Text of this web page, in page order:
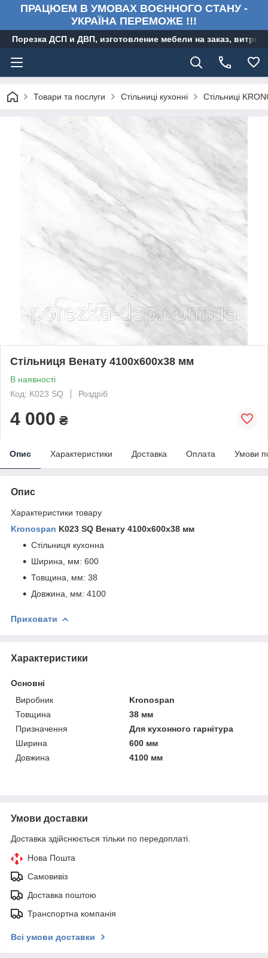
ПРАЦЮЕМ В УМОВАХ ВОЄННОГО СТАНУ -
УКРАЇНА ПЕРЕМОЖЕ !!!
Порезка ДСП и ДВП, изготовление мебели на заказ,
Товари та послуги Стільниці кухонні Стільниці
Стільниця Венату 4100х600х38 мм
В наявності
Код: K023 SQ
Роздріб
4 000 ₴
Опис Характеристики Доставка Оплата Умови
Опис
Характеристики товару
Kronospan K023 SQ Венату 4100х600х38 мм
Стільниця кухонна
Ширина, мм: 600
Товщина, мм: 38
Довжина, мм: 4100
Приховати
Характеристики
Основні
Виробник
Kronospan
Товщина
38 мм
Призначення
Для кухонного гарнітура
Ширина
600 мм
Довжина
4100 мм
Умови доставки
Доставка здійснюється тільки по передоплаті.
Нова Пошта
Самовивіз
Доставка поштою
Транспортна компанія
Всі умови доставки